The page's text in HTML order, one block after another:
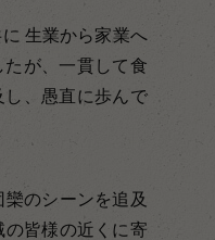
生業から家業へ
が、一貫して食
、愚直に歩んで
のシーンを追及
皆様の近くに寄